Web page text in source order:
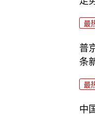
最
普
条
最
中